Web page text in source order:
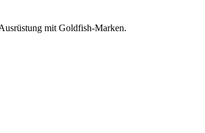
mit Goldfish-Marken.